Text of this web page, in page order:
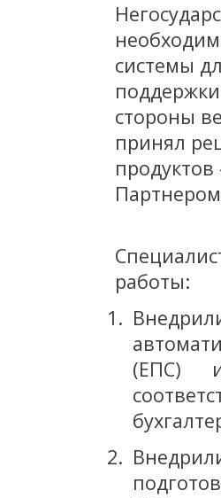
системы
стороны
принял
работы:
(ЕПС)